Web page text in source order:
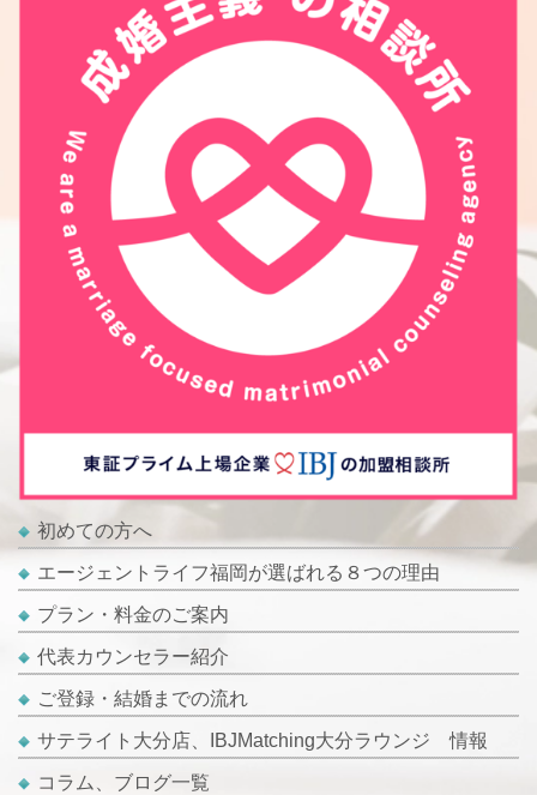
初めての方へ
エージェントライフ福岡が選ばれる８つの理由
プラン・料金のご案内
代表カウンセラー紹介
ご登録・結婚までの流れ
サテライト大分店、IBJMatching大分ラウンジ 情報
コラム、ブログ一覧